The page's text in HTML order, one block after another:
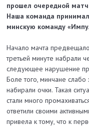
прошел очередной
Наша команда
минскую команду
Начало мачта
третьей минуте набрали
следующее нарушение
Боле того, минчане
набирали очки. Такая
стали много
ответили своими
привела к тому, что к